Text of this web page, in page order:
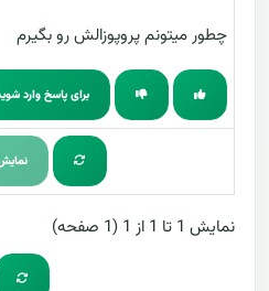
چطور میتونم پروپوزالش رو بگیرم
برای پاسخ وارد
نمایش 1 تا 1 از 1 (1 صفحه)